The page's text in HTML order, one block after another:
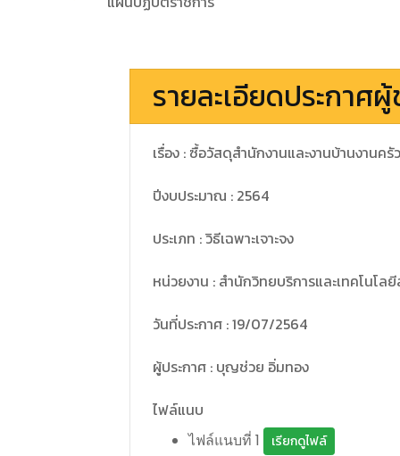
รายละเอียดประกาศ
เรื่อง : ซื้อวัสดุสำนักงานและงานบ้านงานครัว
ปีงบประมาณ : 2564
ประเภท : วิธีเฉพาะเจาะจง
หน่วยงาน : สำนักวิทยบริการและเทคโนโล
วันที่ประกาศ : 19/07/2564
ผู้ประกาศ : บุญช่วย อิ่มทอง
ไฟล์แนบ
ไฟล์แนบที่ 1 เรียกดูไฟล์